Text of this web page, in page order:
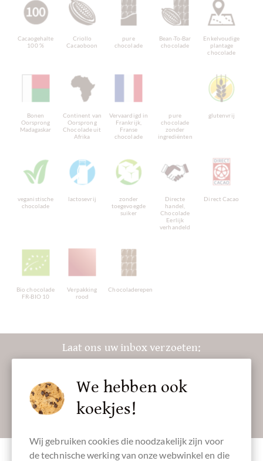
Cacaogehalte
100 %
Criollo
Cacaoboon
pure
chocolade
Bean-To-Bar
chocolade
Enkelvoudige
plantage
chocolade
Bonen
Oorsprong
Madagaskar
Continent van
Oorsprong
Chocolade uit
Afrika
Vervaardigd in
Frankrijk,
Franse
chocolade
pure
chocolade
zonder
ingrediënten
glutenvrij
veganistische
chocolade
lactosevrij
zonder
toegevoegde
suiker
Directe
handel,
Chocolade
Eerlijk
verhandeld
Direct Cacao
Bio chocolade
FR-BIO 10
Verpakking
rood
Chocoladerepen
Laat ons uw inbox verzoeten:
Absenden
We hebben ook
koekjes!
Wij gebruiken cookies die noodzakelijk zijn voor
de technische werking van onze webwinkel en die